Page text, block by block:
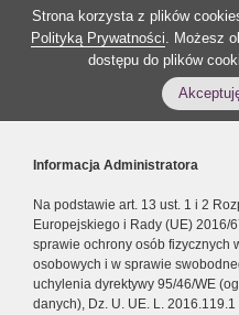
Strona korzysta z plików
Polityką Prywatności. Możesz
dostępu do plików
Informacja Administratora
Na podstawie art. 13 ust. 1 i 2
Europejskiego i Rady (UE) 2016/
sprawie ochrony osób fizycznych
osobowych i w sprawie
uchylenia dyrektywy 95/46/WE
danych), Dz. U. UE. L.